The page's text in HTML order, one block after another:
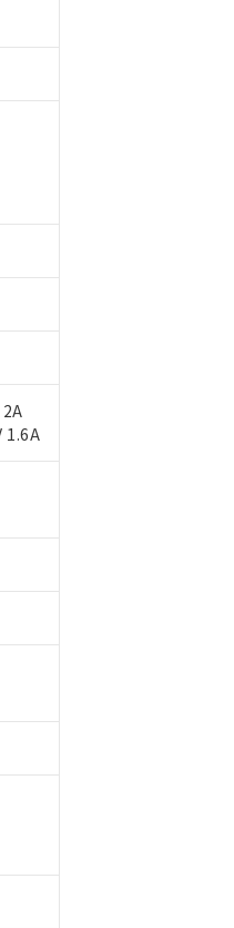
1.6A
のオムロン制御機器販売店・
ご確認ください。
は開示しないようお願いしま
Webメンバーズにご登録され
で利用することをご了承くだ
定のある商品です。
を出す予定はありません。
確認中の商品です。
。
などやむを得ず変更すること
ルエーテル類(PBDE) 1000ppm以下、
明するものではありません。
期間は出荷製品に未対応品が
ない限り、2022年1月12日よ
す。
チルベンジル) : 1000ppm、
な影響を及ぼさない年数を意
は役務取引許可)を取得する
を当該第三者に通知します。
がある場合は、取り引きをい
客様担当のオムロン制御